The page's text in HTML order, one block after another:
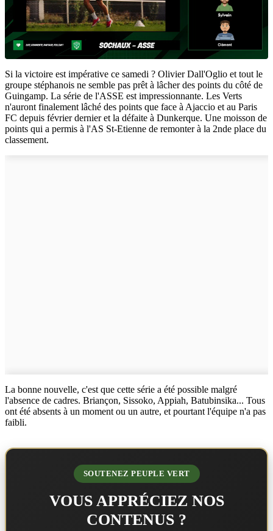
Si la victoire est impérative ce samedi ? Olivier Dall'Oglio et tout le
groupe stéphanois ne semble pas prêt à lâcher des points du côté de
Guingamp. La série de l'ASSE est impressionnante. Les Verts
n'auront finalement lâché des points que face à Ajaccio et au Paris
FC depuis février dernier et la défaite à Dunkerque. Une moisson de
points qui a permis à l'AS St-Etienne de remonter à la 2nde place du
classement.
La bonne nouvelle, c'est que cette série a été possible malgré
l'absence de cadres. Briançon, Sissoko, Appiah, Batubinsika... Tous
ont été absents à un moment ou un autre, et pourtant l'équipe n'a pas
faibli.
SOUTENEZ PEUPLE VERT
VOUS APPRÉCIEZ NOS
CONTENUS ?